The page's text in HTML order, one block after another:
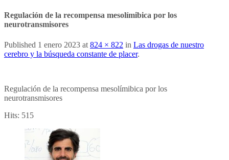
Regulación de la recompensa mesolímibica por los
neurotransmisores
Published 1 enero 2023 at 824 × 822 in Las drogas de nuestro
cerebro y la búsqueda constante de placer.
Regulación de la recompensa mesolímibica por los
neurotransmisores
Hits: 515